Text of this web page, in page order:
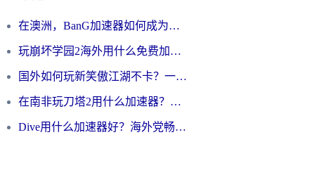
在澳洲，BanG加速器如何成为你国服游戏的“时光机”？
玩崩坏学园2海外用什么免费加速器好？2026海外党亲测国服游戏加速指南
国外如何玩新笑傲江湖不卡？一份给海外游子的终极网络指南
在南非玩刀塔2用什么加速器？一份给海外游子的终极生存指南
Dive用什么加速器好？海外党畅玩国服游戏的终极避坑指南